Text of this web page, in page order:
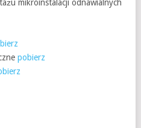
mikroinstalacji odnawialnych
pobierz